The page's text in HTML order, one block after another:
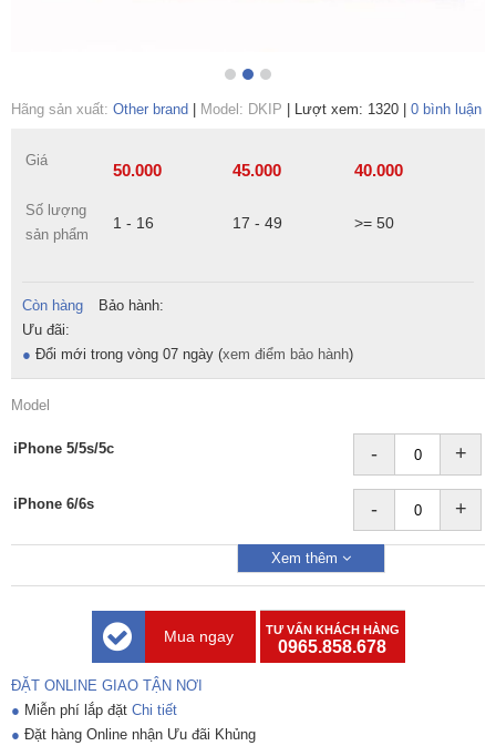
Hãng sản xuất: Other brand Model: DKIP Lượt xem: 1320 0 bình luận
Giá
Số lượng
sản phẩm
50.000
1 - 16
45.000
17 - 49
40.000
>= 50
Còn hàng
Bảo hành:
Ưu đãi:
● Đổi mới trong vòng 07 ngày (xem điểm bảo hành)
Model
iPhone 5/5s/5c - +
iPhone 6/6s - +
Xem thêm
Mua ngay TƯ VẤN KHÁCH HÀNG
0965.858.678
ĐẶT ONLINE GIAO TẬN NƠI
● Miễn phí lắp đặt Chi tiết
● Đặt hàng Online nhận Ưu đãi Khủng